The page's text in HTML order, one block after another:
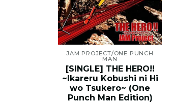
JAM PROJECT/ONE PUNCH
MAN
[SINGLE] THE HERO!!
~Ikareru Kobushi ni Hi
wo Tsukero~ (One
Punch Man Edition)